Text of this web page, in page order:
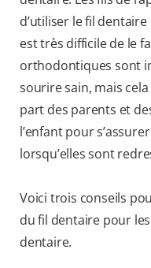
d’utiliser le fil
est très difficile de le
orthodontiques sont
sourire sain, mais
part des parents et
l’enfant pour
lorsqu’elles sont
Voici trois conseils
du fil dentaire pour
dentaire.